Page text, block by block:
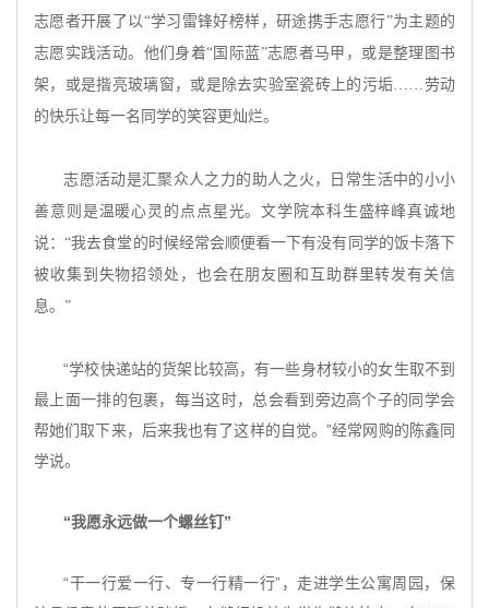
志愿者开展了以“学习雷锋好榜样，研途携手志愿行”为主题的
志愿实践活动。他们身着“国际蓝”志愿者马甲，或是整理图书
架，或是揩亮玻璃窗，或是除去实验室瓷砖上的污垢……劳动
的快乐让每一名同学的笑容更灿烂。
志愿活动是汇聚众人之力的助人之火，日常生活中的小小
善意则是温暖心灵的点点星光。文学院本科生盛梓峰真诚地
说：“我去食堂的时候经常会顺便看一下有没有同学的饭卡落下
被收集到失物招领处，也会在朋友圈和互助群里转发有关信
息。”
“学校快递站的货架比较高，有一些身材较小的女生取不到
最上面一排的包裹，每当这时，总会看到旁边高个子的同学会
帮她们取下来，后来我也有了这样的自觉。”经常网购的陈鑫同
学说。
“我愿永远做一个螺丝钉”
“干一行爱一行、专一行精一行”，走进学生公寓周园，保